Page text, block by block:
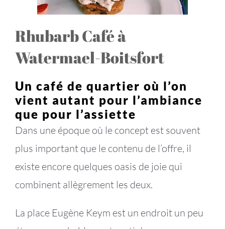
Rhubarb Café à
Watermael-Boitsfort
Un café de quartier où l’on
vient autant pour l’ambiance
que pour l’assiette
Dans une époque où le concept est souvent
plus important que le contenu de l’offre, il
existe encore quelques oasis de joie qui
combinent allègrement les deux.
La place Eugène Keym est un endroit un peu